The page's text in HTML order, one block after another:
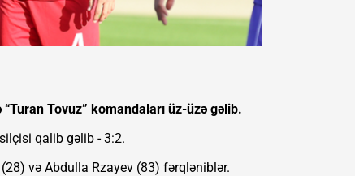
Tovuz” komandaları üz-üzə gəlib.
qalib gəlib - 3:2.
və Abdulla Rzayev (83) fərqləniblər.